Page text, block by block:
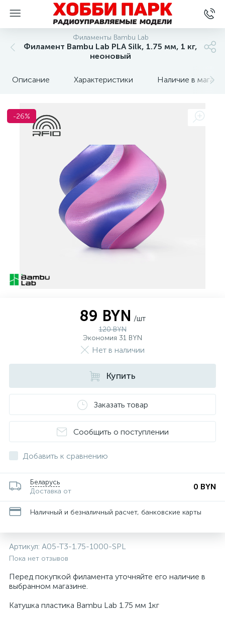
Филаменты Bambu Lab
Филамент Bambu Lab PLA Silk, 1.75 мм, 1 кг,
неоновый
Описание Характеристики Наличие в
-26%
89 BYN /шт
120 BYN
Экономия 31 BYN
Нет в наличии
Купить
Заказать товар
Сообщить о поступлении
Добавить к сравнению
Беларусь
Доставка от
0 BYN
Наличный и безналичный расчет, банковские карты
Артикул: A05-T3-1.75-1000-SPL
Пока нет отзывов
Перед покупкой филамента уточняйте его наличие в
выбранном магазине.
Катушка пластика Bambu Lab 1.75 мм 1кг